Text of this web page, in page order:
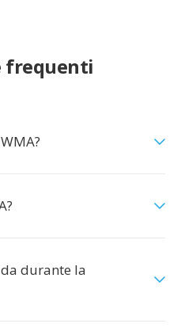
frequenti
durante la